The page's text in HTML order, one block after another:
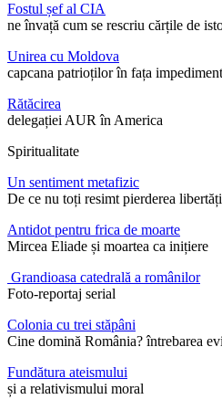
Fostul șef al CIA
ne învață cum se rescriu cărțile de
Unirea cu Moldova
capcana patrioților în fața
Rătăcirea
delegației AUR în America
Spiritualitate
Un sentiment metafizic
De ce nu toți resimt pierderea
Antidot pentru frica de moarte
Mircea Eliade și moartea ca inițiere
Grandioasa catedrală a românilor
Foto-reportaj serial
Colonia cu trei stăpâni
Cine domină România? întrebarea
Fundătura ateismului
și a relativismului moral